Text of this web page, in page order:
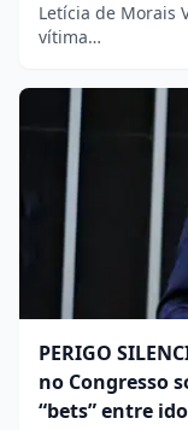
Letícia de Morais
vítima…
PERIGO
no Congresso
“bets” entre